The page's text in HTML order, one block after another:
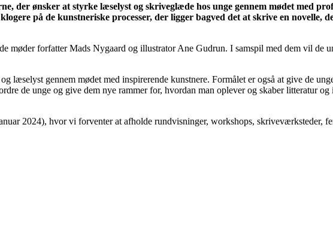
der ønsker at styrke læselyst og skriveglæde hos unge gennem mødet med
på de kunstneriske processer, der ligger bagved det at skrive en novelle,
møder forfatter Mads Nygaard og illustrator Ane Gudrun. I samspil med dem vil de
gennem mødet med inspirerende kunstnere. Formålet er også at give de
de unge og give dem nye rammer for, hvordan man oplever og skaber litteratur
2024), hvor vi forventer at afholde rundvisninger, workshops, skriveværksteder,